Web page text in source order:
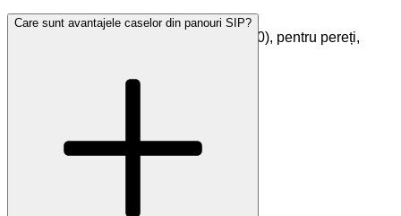
Panouri prefabricate tip sandwich (fețe
OSB3/MgO/Fibrociment + miez EPS 100), pentru pereți,
Care sunt avantajele caselor din panouri SIP?